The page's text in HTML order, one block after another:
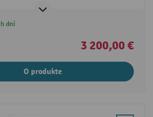
dní
3 200,00 €
O produkte